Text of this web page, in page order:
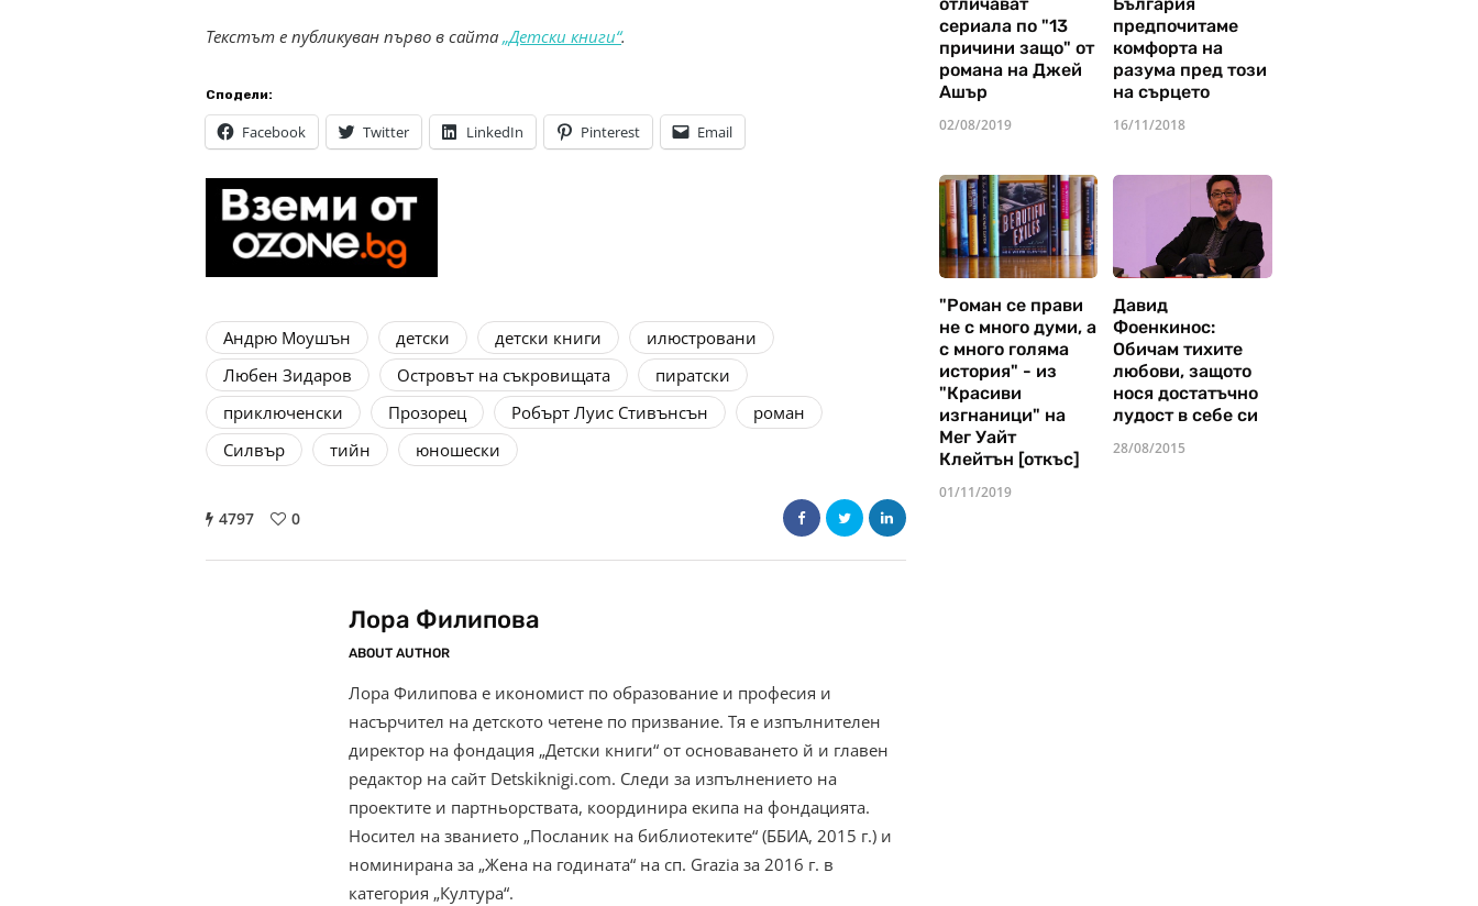
Текстът е публикуван първо в сайта „Детски книги“.
Сподели:
Facebook Twitter LinkedIn Pinterest Email
Андрю Моушън детски детски книги
илюстровани
Любен Зидаров
Островът на съкровищата
пиратски
приключенски
Прозорец Робърт Луис Стивънсън
роман
Силвър
тийн юношески
4797 0
Лора Филипова
ABOUT AUTHOR
Лора Филипова е икономист по образование и професия и
насърчител на детското четене по призвание. Тя е изпълнителен
директор на фондация „Детски книги“ от основаването й и главен
редактор на сайт Detskiknigi.com. Следи за изпълнението на
проектите и партньорствата, координира екипа на фондацията.
Носител на званието „Посланик на библиотеките“ (ББИА, 2015 г.) и
номинирана за „Жена на годината“ на сп. Grazia за 2016 г. в
категория „Култура“.
сериала по "13
причини защо" от
романа на Джей
Ашър
02/08/2019
предпочитаме
комфорта на
разума пред този
на сърцето
16/11/2018
"Роман се прави
не с много думи, а
с много голяма
история" - из
"Красиви
изгнаници" на
Мег Уайт
Клейтън [откъс]
01/11/2019
Давид
Фоенкинос:
Обичам тихите
любови, защото
нося достатъчно
лудост в себе си
28/08/2015